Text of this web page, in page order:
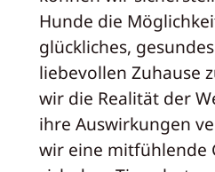
Hunde die
glückliches,
liebevollen Zuhause
wir die Realität der
ihre Auswirkungen
wir eine mitfühlende